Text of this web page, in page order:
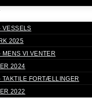
VESSELS
2025
MENS VI VENTER
2024
TAKTILE FORTÆLLINGER
2022